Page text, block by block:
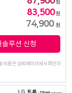
원
83,500원
74,900 원
솔루션 신청
비용은 상세페이지에서 확인하